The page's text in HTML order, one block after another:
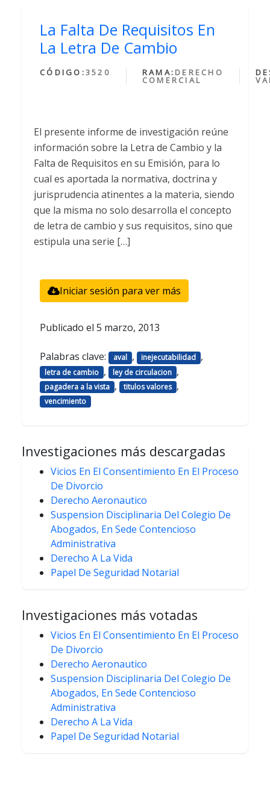
La Falta De Requisitos En
La Letra De Cambio
CÓDIGO:3520 RAMA: DERECHO
COMERCIAL
El presente informe de investigación reúne
información sobre la Letra de Cambio y la
Falta de Requisitos en su Emisión, para lo
cual es aportada la normativa, doctrina y
jurisprudencia atinentes a la materia, siendo
que la misma no solo desarrolla el concepto
de letra de cambio y sus requisitos, sino que
estipula una serie […]
Iniciar sesión para ver más
Publicado el 5 marzo, 2013
Palabras clave: aval , inejecutabilidad ,
letra de cambio , ley de circulacion ,
pagadera a la vista , titulos valores ,
vencimiento
Investigaciones más descargadas
Vicios En El Consentimiento En El Proceso
De Divorcio
Derecho Aeronautico
Suspension Disciplinaria Del Colegio De
Abogados, En Sede Contencioso
Administrativa
Derecho A La Vida
Papel De Seguridad Notarial
Investigaciones más votadas
Vicios En El Consentimiento En El Proceso
De Divorcio
Derecho Aeronautico
Suspension Disciplinaria Del Colegio De
Abogados, En Sede Contencioso
Administrativa
Derecho A La Vida
Papel De Seguridad Notarial